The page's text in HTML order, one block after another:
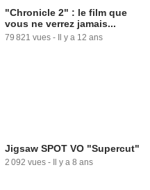
"Chronicle 2" : le film que
vous ne verrez jamais...
79 821 vues - Il y a 12 ans
Jigsaw SPOT VO "Supercut"
2 092 vues - Il y a 8 ans